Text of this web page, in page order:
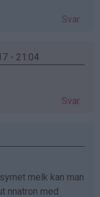
Svar
- 21:04
Svar
melk kan man
nnatron med